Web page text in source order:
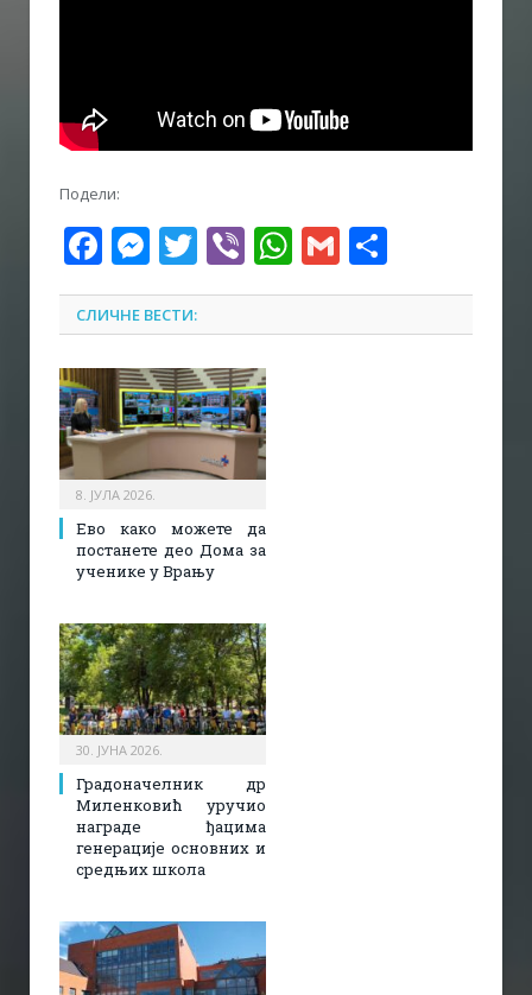
Подели:
Facebook
Messenger
Twitter
ViberWhatsApp
Gmail
СЛИЧНЕ ВЕСТИ:
8. ЈУЛА 2026.
Ево како можете да
постанете део Дома за
ученике у Врању
30. ЈУНА 2026.
Градоначелник др
Миленковић уручио
награде ђацима
генерације основних и
средњих школа